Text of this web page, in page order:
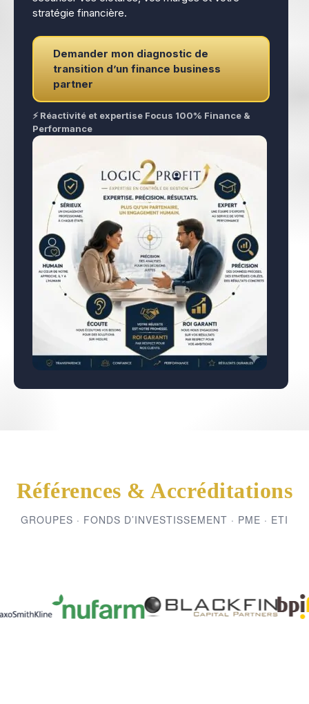
stratégie financière.
Demander mon diagnostic de
transition d’un finance business
partner
⚡ Réactivité et expertise Focus 100% Finance &
Performance
Références & Accréditations
GROUPES · FONDS D’INVESTISSEMENT · PME · ETI